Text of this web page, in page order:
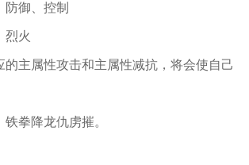
防御、控制
烈火
的主属性攻击和主属性减抗，将会使自己
拳降龙仇虏摧。